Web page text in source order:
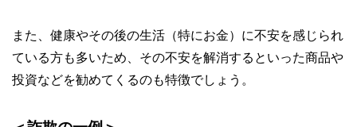
また、健康やその後の生活（特にお金）に不安を感じられ
ている方も多いため、その不安を解消するといった商品や
投資などを勧めてくるのも特徴でしょう。